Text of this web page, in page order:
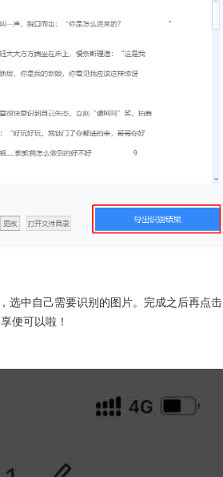
选中自己需要识别的图片。完成之后再点击
便可以啦！